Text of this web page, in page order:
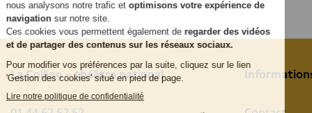
La Colline – théâtre national